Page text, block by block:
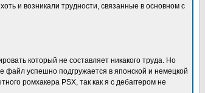
и возникали трудности, связанные в основном с
который не составляет никакого труда. Но
файл успешно подгружается в японской и немецкой
ромхакера PSX, так как я с дебаггером не